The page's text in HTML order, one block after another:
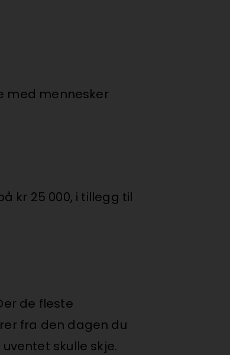
med mennesker
kr 25 000, i tillegg til
de fleste
fra den dagen du
skulle skje.